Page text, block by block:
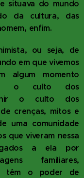
situava do mundo
da cultura, das
enfim.
ou seja, de
em que vivemos
algum momento
o culto dos
o culto dos
crenças, mitos e
uma comunidade
que viveram nessa
a ela por
familiares,
têm o poder de